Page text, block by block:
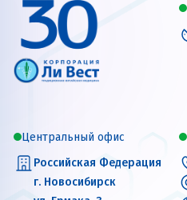
Центральный офис
Российская Федерация
г. Новосибирск